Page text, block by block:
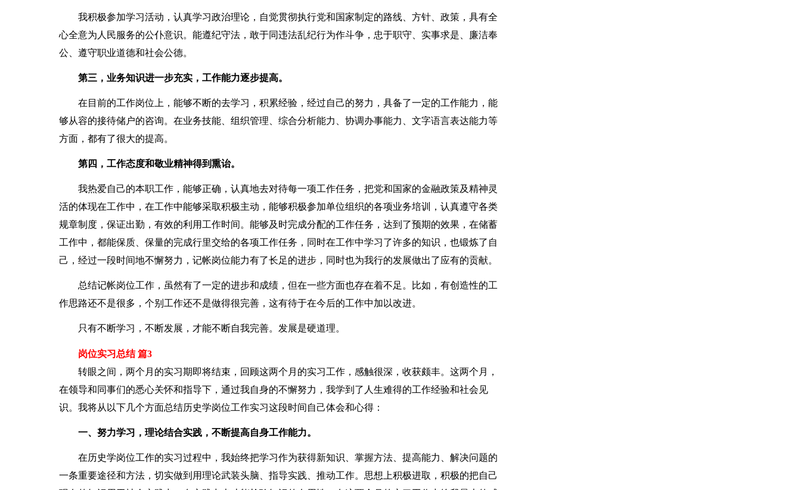
我积极参加学习活动，认真学习政治理论，自觉贯彻执行党和国家制定的路线、方针、政策，具有全
心全意为人民服务的公仆意识。能遵纪守法，敢于同违法乱纪行为作斗争，忠于职守、实事求是、廉洁奉
公、遵守职业道德和社会公德。
第三，业务知识进一步充实，工作能力逐步提高。
在目前的工作岗位上，能够不断的去学习，积累经验，经过自己的努力，具备了一定的工作能力，能
够从容的接待储户的咨询。在业务技能、组织管理、综合分析能力、协调办事能力、文字语言表达能力等
方面，都有了很大的提高。
第四，工作态度和敬业精神得到熏诒。
我热爱自己的本职工作，能够正确，认真地去对待每一项工作任务，把党和国家的金融政策及精神灵
活的体现在工作中，在工作中能够采取积极主动，能够积极参加单位组织的各项业务培训，认真遵守各类
规章制度，保证出勤，有效的利用工作时间。能够及时完成分配的工作任务，达到了预期的效果，在储蓄
工作中，都能保质、保量的完成行里交给的各项工作任务，同时在工作中学习了许多的知识，也锻炼了自
己，经过一段时间地不懈努力，记帐岗位能力有了长足的进步，同时也为我行的发展做出了应有的贡献。
总结记帐岗位工作，虽然有了一定的进步和成绩，但在一些方面也存在着不足。比如，有创造性的工
作思路还不是很多，个别工作还不是做得很完善，这有待于在今后的工作中加以改进。
只有不断学习，不断发展，才能不断自我完善。发展是硬道理。
岗位实习总结 篇3
转眼之间，两个月的实习期即将结束，回顾这两个月的实习工作，感触很深，收获颇丰。这两个月，
在领导和同事们的悉心关怀和指导下，通过我自身的不懈努力，我学到了人生难得的工作经验和社会见
识。我将从以下几个方面总结历史学岗位工作实习这段时间自己体会和心得：
一、努力学习，理论结合实践，不断提高自身工作能力。
在历史学岗位工作的实习过程中，我始终把学习作为获得新知识、掌握方法、提高能力、解决问题的
一条重要途径和方法，切实做到用理论武装头脑、指导实践、推动工作。思想上积极进取，积极的把自己